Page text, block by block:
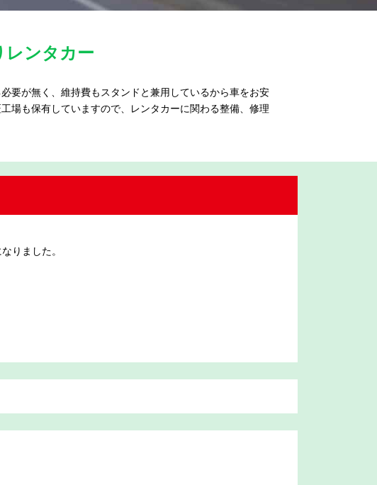
レンタカー
要が無く、維持費もスタンドと兼用しているから車をお安
場も保有していますので、レンタカーに関わる整備、修理
りました。